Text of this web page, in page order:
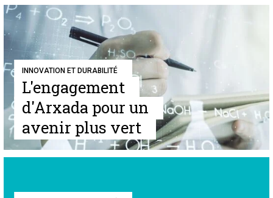
INNOVATION ET DURABILITÉ
L'engagement
d'Arxada pour un
avenir plus vert